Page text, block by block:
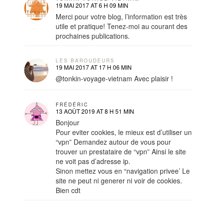
19 MAI 2017 AT 6 H 09 MIN
Merci pour votre blog, l’information est très
utile et pratique! Tenez-moi au courant des
prochaines publications.
LES BAROUDEURS
19 MAI 2017 AT 17 H 06 MIN
@tonkin-voyage-vietnam Avec plaisir !
FRÉDÉRIC
13 AOÛT 2019 AT 8 H 51 MIN
Bonjour
Pour eviter cookies, le mieux est d’utiliser un
“vpn” Demandez autour de vous pour
trouver un prestataire de “vpn” Ainsi le site
ne voit pas d’adresse ip.
Sinon mettez vous en “navigation privee’ Le
site ne peut ni generer ni voir de cookies.
Bien cdt